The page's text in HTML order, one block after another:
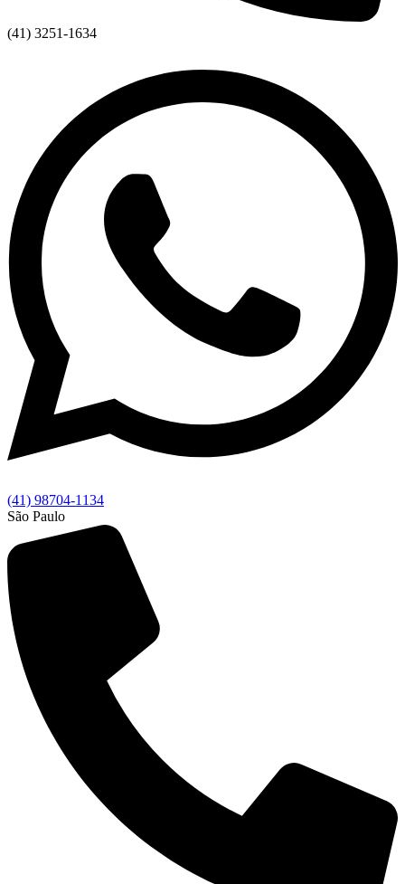
(41) 3251-1634
(41) 98704-1134
São Paulo